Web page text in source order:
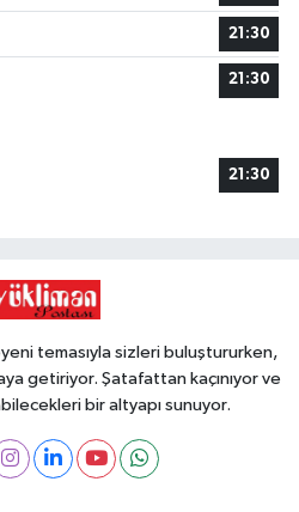
21:30
21:30
21:30
temasıyla sizleri buluştururken,
getiriyor. Şatafattan kaçınıyor ve
bir altyapı sunuyor.